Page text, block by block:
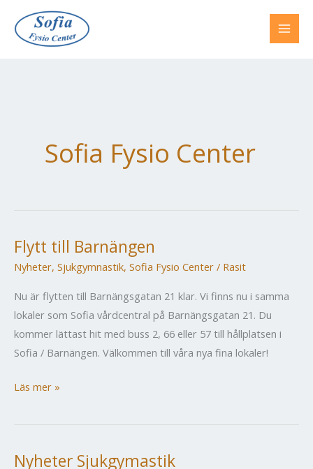
innehåll
Sofia Fysio Center
Flytt till Barnängen
Nyheter, Sjukgymnastik, Sofia Fysio Center / Rasit
Nu är flytten till Barnängsgatan 21 klar. Vi finns nu i samma
lokaler som Sofia vårdcentral på Barnängsgatan 21. Du
kommer lättast hit med buss 2, 66 eller 57 till hållplatsen i
Sofia / Barnängen. Välkommen till våra nya fina lokaler!
Flytt
Läs mer »
Nyheter Sjukgymastik